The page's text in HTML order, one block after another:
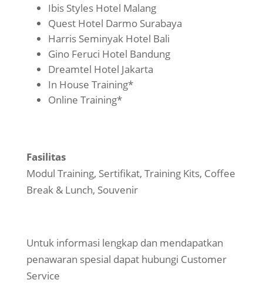
Ibis Styles Hotel Malang
Quest Hotel Darmo Surabaya
Harris Seminyak Hotel Bali
Gino Feruci Hotel Bandung
Dreamtel Hotel Jakarta
In House Training*
Online Training*
Fasilitas
Modul Training, Sertifikat, Training Kits, Coffee
Break & Lunch, Souvenir
Untuk informasi lengkap dan mendapatkan
penawaran spesial dapat hubungi Customer
Service